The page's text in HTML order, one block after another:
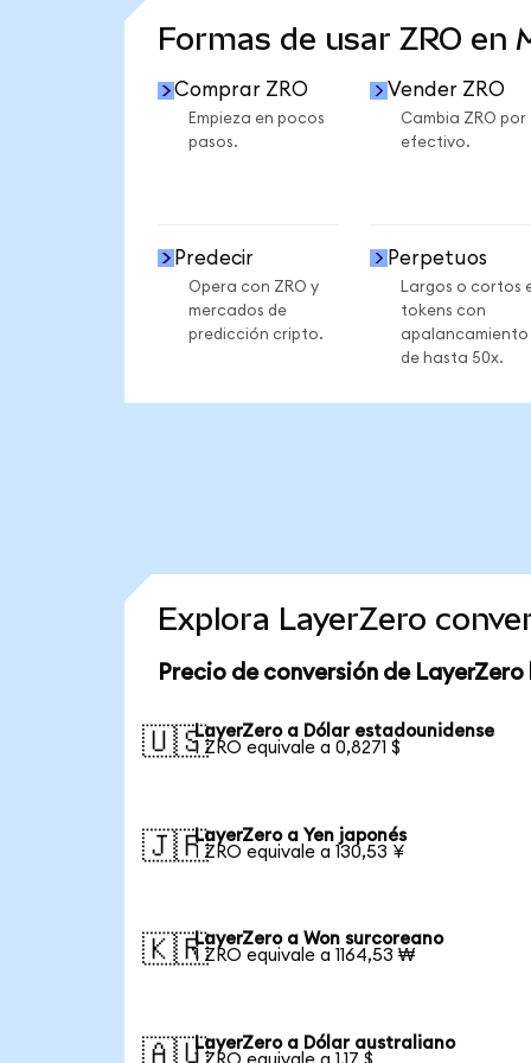
Formas de usar ZRO en
Comprar ZRO
Empieza en pocos
pasos.
Vender ZRO
Cambia ZRO por
efectivo.
Predecir
Opera con ZRO y
mercados de
predicción cripto.
Perpetuos
Largos o cortos
tokens con
apalancamiento
de hasta 50x.
Explora LayerZero
Precio de conversión de LayerZero
🇺🇸LayerZero a Dólar estadounidense
1 ZRO equivale a 0,8271 $
🇯🇵LayerZero a Yen japonés
1 ZRO equivale a 130,53 ¥
🇰🇷LayerZero a Won surcoreano
1 ZRO equivale a 1164,53 ₩
🇦🇺LayerZero a Dólar australiano